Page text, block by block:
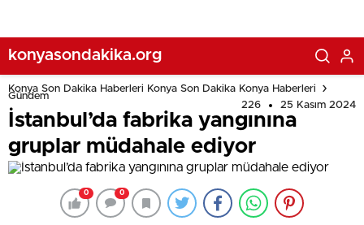
konyasondakika.org
Konya Son Dakika Haberleri Konya Son Dakika Konya Haberleri
Gündem
226
25 Kasım 2024
İstanbul’da fabrika yangınına
gruplar müdahale ediyor
0 0